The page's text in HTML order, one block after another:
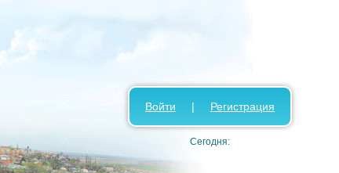
Войти | Регистрация
Сегодня: